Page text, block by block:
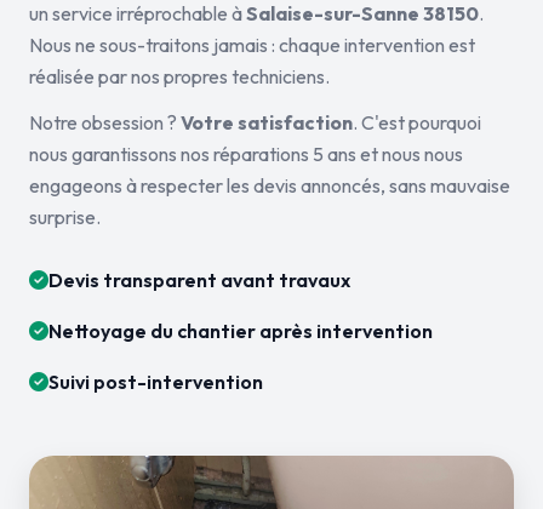
un service irréprochable àSalaise-sur-Sanne 38150.
Nous ne sous-traitons jamais : chaque intervention est
réalisée par nos propres techniciens.
Notre obsession ? Votre satisfaction. C'est pourquoi
nous garantissons nos réparations 5 ans et nous nous
engageons à respecter les devis annoncés, sans mauvaise
surprise.
Devis transparent avant travaux
Nettoyage du chantier après intervention
Suivi post-intervention